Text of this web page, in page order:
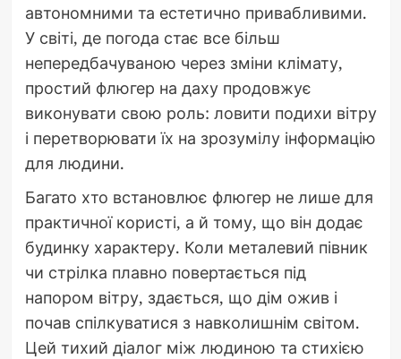
автономними та естетично привабливими.
У світі, де погода стає все більш
непередбачуваною через зміни клімату,
простий флюгер на даху продовжує
виконувати свою роль: ловити подихи вітру
і перетворювати їх на зрозумілу інформацію
для людини.
Багато хто встановлює флюгер не лише для
практичної користі, а й тому, що він додає
будинку характеру. Коли металевий півник
чи стрілка плавно повертається під
напором вітру, здається, що дім ожив і
почав спілкуватися з навколишнім світом.
Цей тихий діалог між людиною та стихією